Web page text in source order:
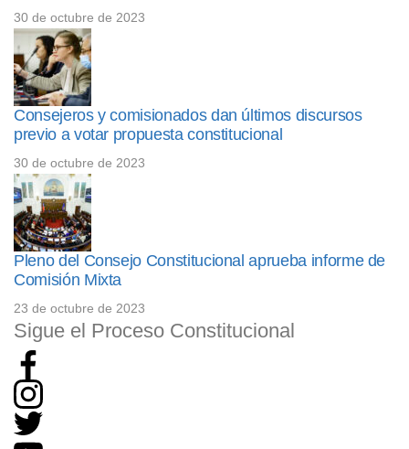
30 de octubre de 2023
Consejeros y comisionados dan últimos discursos
previo a votar propuesta constitucional
30 de octubre de 2023
Pleno del Consejo Constitucional aprueba informe de
Comisión Mixta
23 de octubre de 2023
Sigue el Proceso Constitucional